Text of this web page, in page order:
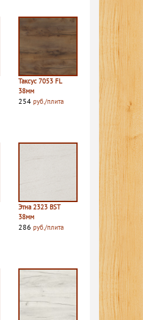
Таксус 7053 FL
38мм
254руб./плита
Этна 2323 BST
38мм
286руб./плита